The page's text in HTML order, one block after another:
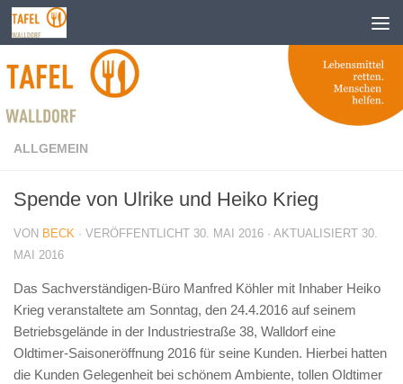
Zum Inhalt springen
ALLGEMEIN
Spende von Ulrike und Heiko Krieg
VON BECK · VERÖFFENTLICHT 30. MAI 2016 · AKTUALISIERT 30.
MAI 2016
Das Sachverständigen-Büro Manfred Köhler mit Inhaber Heiko
Krieg veranstaltete am Sonntag, den 24.4.2016 auf seinem
Betriebsgelände in der Industriestraße 38, Walldorf eine
Oldtimer-Saisoneröffnung 2016 für seine Kunden. Hierbei hatten
die Kunden Gelegenheit bei schönem Ambiente, tollen Oldtimer